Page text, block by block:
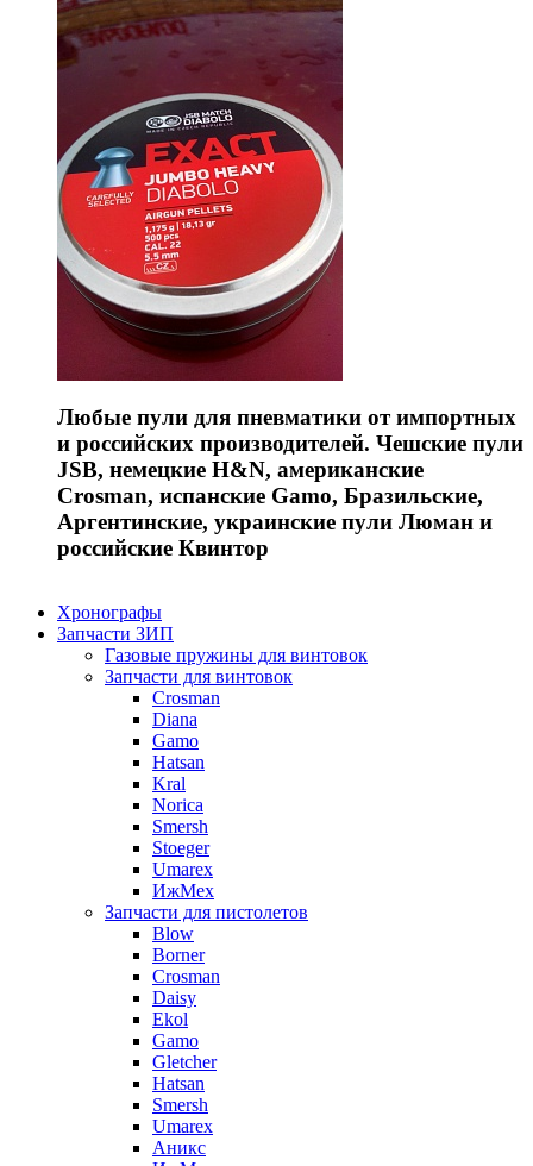
Любые пули для пневматики от импортных
и российских производителей. Чешские пули
JSB, немецкие H&N, американские
Crosman, испанские Gamo, Бразильские,
Аргентинские, украинские пули Люман и
российские Квинтор
Хронографы
Запчасти ЗИП
Газовые пружины для винтовок
Запчасти для винтовок
Crosman
Diana
Gamo
Hatsan
Kral
Norica
Smersh
Stoeger
Umarex
ИжМех
Запчасти для пистолетов
Blow
Borner
Crosman
Daisy
Ekol
Gamo
Gletcher
Hatsan
Smersh
Umarex
Аникс